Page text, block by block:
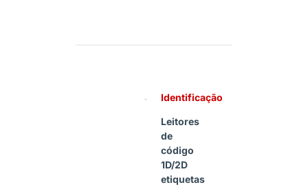
Identificação
Leitores
de
código
1D/2D
etiquetas